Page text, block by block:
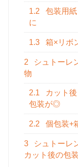
1.2
包装用
に
1.3 箱×リボ
2
シュトーレ
物
2.1
カット
包装が◎
2.2 個包装+
3
シュトーレ
カット後の包